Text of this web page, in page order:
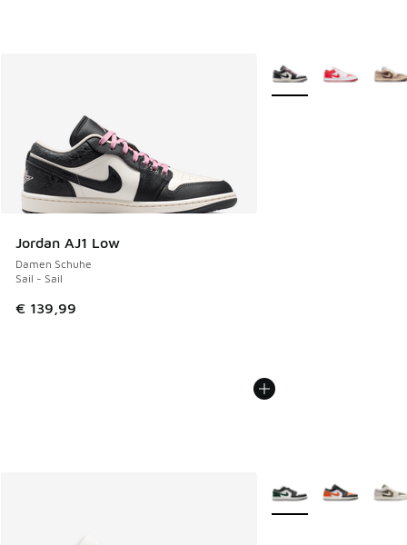
Jordan AJ1 Low
Damen Schuhe
Sail - Sail
€ 139,99
Weitere Farben
Weitere Farben